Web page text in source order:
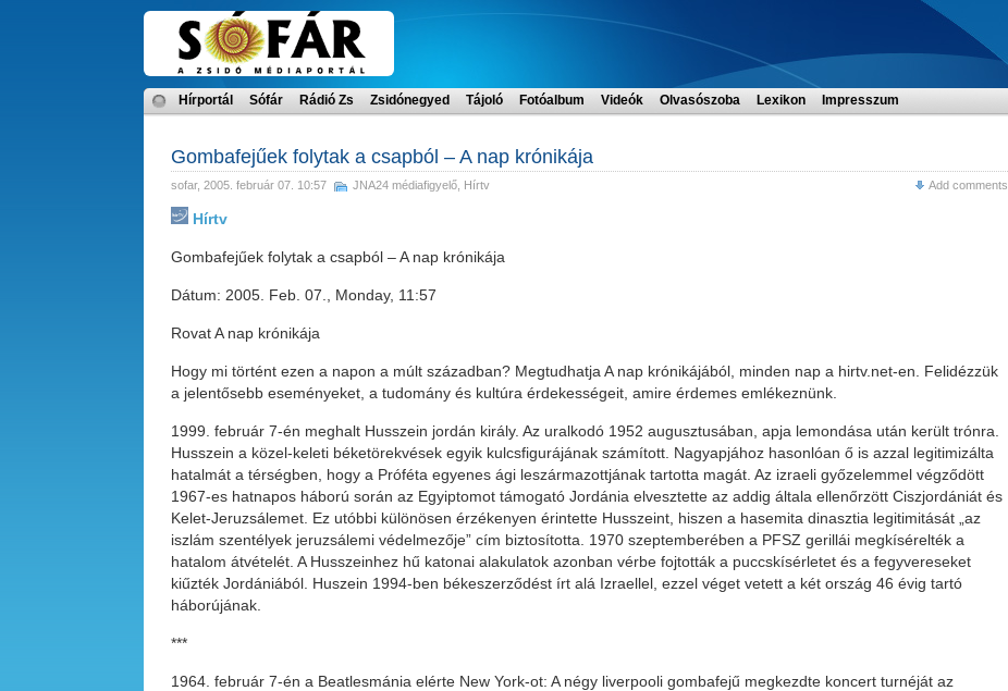
Hírportál Sófár Rádió Zs Zsidónegyed Tájoló Fotóalbum Videók Olvasószoba Lexikon Impresszum
Gombafejűek folytak a csapból – A nap krónikája
sofar, 2005. február 07. 10:57 JNA24 médiafigyelő Hírtv Add comments
Hírtv
Gombafejűek folytak a csapból – A nap krónikája
Dátum: 2005. Feb. 07., Monday, 11:57
Rovat A nap krónikája
Hogy mi történt ezen a napon a múlt században? Megtudhatja A nap krónikájából, minden nap a hirtv.net-en. Felidézzük
a jelentősebb eseményeket, a tudomány és kultúra érdekességeit, amire érdemes emlékeznünk.
1999. február 7-én meghalt Husszein jordán király. Az uralkodó 1952 augusztusában, apja lemondása után került trónra.
Husszein a közel-keleti béketörekvések egyik kulcsfigurájának számított. Nagyapjához hasonlóan ő is azzal legitimizálta
hatalmát a térségben, hogy a Próféta egyenes ági leszármazottjának tartotta magát. Az izraeli győzelemmel végződött
1967-es hatnapos háború során az Egyiptomot támogató Jordánia elvesztette az addig általa ellenőrzött Ciszjordániát és
Kelet-Jeruzsálemet. Ez utóbbi különösen érzékenyen érintette Husszeint, hiszen a hasemita dinasztia legitimitását „az
iszlám szentélyek jeruzsálemi védelmezője” cím biztosította. 1970 szeptemberében a PFSZ gerillái megkísérelték a
hatalom átvételét. A Husszeinhez hű katonai alakulatok azonban vérbe fojtották a puccskísérletet és a fegyvereseket
kiűzték Jordániából. Huszein 1994-ben békeszerződést írt alá Izraellel, ezzel véget vetett a két ország 46 évig tartó
háborújának.
***
1964. február 7-én a Beatlesmánia elérte New York-ot: A négy liverpooli gombafejű megkezdte koncert turnéját az